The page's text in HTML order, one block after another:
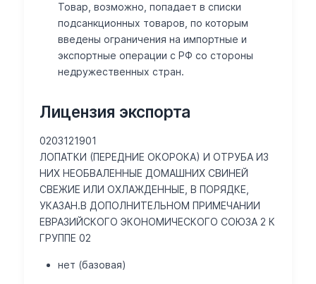
Товар, возможно, попадает в списки
подсанкционных товаров, по которым
введены ограничения на импортные и
экспортные операции с РФ со стороны
недружественных стран.
Лицензия экспорта
0203121901
ЛОПАТКИ (ПЕРЕДНИЕ ОКОРОКА) И ОТРУБА ИЗ
НИХ НЕОБВАЛЕННЫЕ ДОМАШНИХ СВИНЕЙ
СВЕЖИЕ ИЛИ ОХЛАЖДЕННЫЕ, В ПОРЯДКЕ,
УКАЗАН.В ДОПОЛНИТЕЛЬНОМ ПРИМЕЧАНИИ
ЕВРАЗИЙСКОГО ЭКОНОМИЧЕСКОГО СОЮЗА 2 К
ГРУППЕ 02
нет (базовая)